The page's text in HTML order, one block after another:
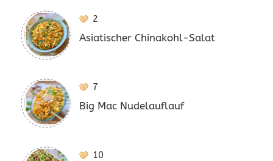
2
Asiatischer Chinakohl-Salat
7
Big Mac Nudelauflauf
10